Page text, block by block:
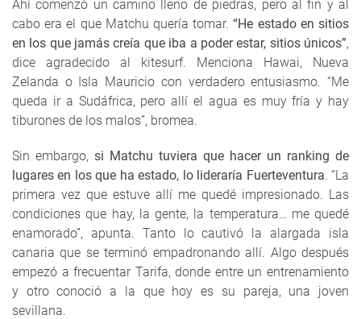
Ahí comenzó un camino lleno de piedras, pero al fin y al
cabo era el que Matchu quería tomar.“He estado en sitios
en los que jamás creía que iba a poder estar, sitios únicos”,
dice agradecido al kitesurf. Menciona Hawai, Nueva
Zelanda o Isla Mauricio con verdadero entusiasmo. “Me
queda ir a Sudáfrica, pero allí el agua es muy fría y hay
tiburones de los malos”, bromea.
Sin embargo, si Matchu tuviera que hacer un ranking de
lugares en los que ha estado, lo lideraría Fuerteventura. “La
primera vez que estuve allí me quedé impresionado. Las
condiciones que hay, la gente, la temperatura… me quedé
enamorado”, apunta. Tanto lo cautivó la alargada isla
canaria que se terminó empadronando allí. Algo después
empezó a frecuentar Tarifa, donde entre un entrenamiento
y otro conoció a la que hoy es su pareja, una joven
sevillana.